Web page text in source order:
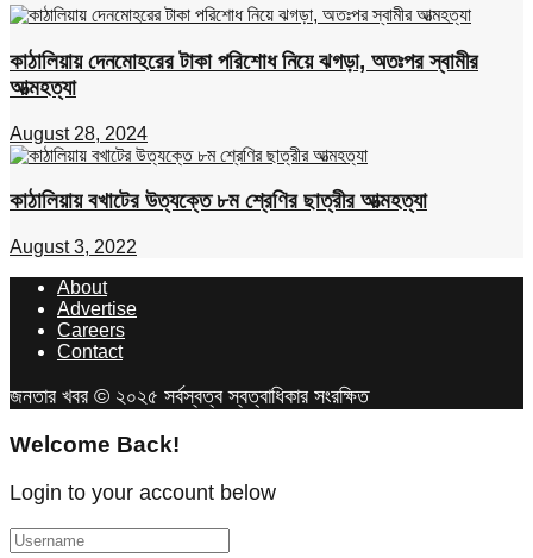
কাঠালিয়ায় দেনমোহরের টাকা পরিশোধ নিয়ে ঝগড়া, অতঃপর স্বামীর
আত্মহত্যা
August 28, 2024
কাঠালিয়ায় বখাটের উত্যক্তে ৮ম শ্রেণির ছাত্রীর আত্মহত্যা
August 3, 2022
About
Advertise
Careers
Contact
জনতার খবর © ২০২৫ সর্বস্বত্ব স্বত্বাধিকার সংরক্ষিত
Welcome Back!
Login to your account below